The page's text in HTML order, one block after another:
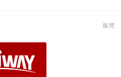
板凳